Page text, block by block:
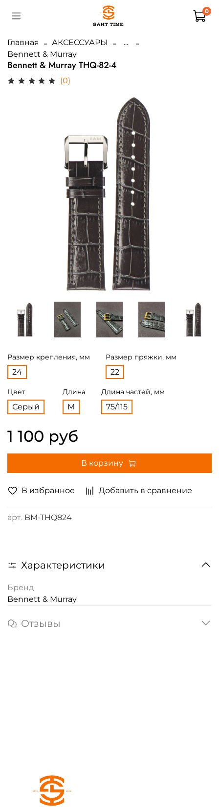
0
Главная АКСЕССУАРЫ
...
Bennett & Murray
Bennett & Murray THQ-82-4
(0)
В избранное Добавить в сравнение
арт. BM-THQ824
Размер крепления, мм
24
Размер пряжки, мм
22
Цвет
Серый
Длина
M
Длина частей, мм
75/115
1 100 руб
В корзину
Характеристики
Бренд
Bennett & Murray
Отзывы